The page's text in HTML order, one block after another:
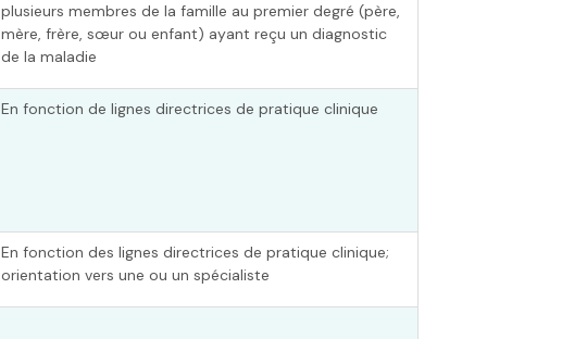
plusieurs membres de la famille au premier degré (père,
mère, frère, sœur ou enfant) ayant reçu un diagnostic
de la maladie
En fonction de lignes directrices de pratique clinique
En fonction des lignes directrices de pratique clinique;
orientation vers une ou un spécialiste